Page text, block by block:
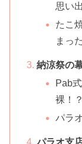
思い
たこ
まっ
納涼祭の
Pab
裸！？
パラ